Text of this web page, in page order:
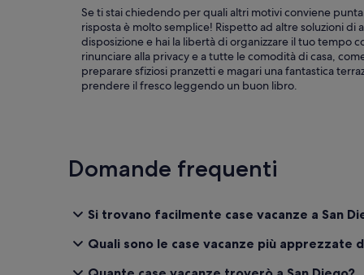
n
t
i
l
w
g
Se ti stai chiedendo per quali altri motivi conviene
risposta è molto semplice! Rispetto ad altre soluzioni di
disposizione e hai la libertà di organizzare il tuo tempo
rinunciare alla privacy e a tutte le comodità di casa,
preparare sfiziosi pranzetti e magari una fantastica
prendere il fresco leggendo un buon libro.
Domande frequenti
Si trovano facilmente case vacanze a San
Quali sono le case vacanze più apprezzate